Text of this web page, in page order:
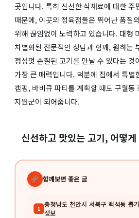
곳입니다. 특히 신선한 식재료에 대한 주
때문에, 이곳의 정육점들은 뛰어난 품질
위해 끊임없이 노력하고 있습니다. 대형
차별화된 전문적인 상담과 함께, 원하는
정성껏 손질된 고기를 만날 수 있다는 것
가장 큰 매력입니다. 덕분에 집에서 특별
캠핑, 바비큐 파티를 계획할 때도 구월동
지원군이 되어줍니다.
신선하고 맛있는 고기, 어떻
함께보면 좋은 글
1 충청남도 천안시 서북구 백석동 뽑
정보